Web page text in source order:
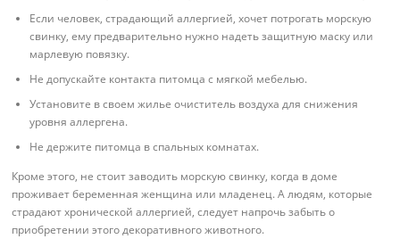
Если человек, страдающий аллергией, хочет потрогать морскую
свинку, ему предварительно нужно надеть защитную маску или
марлевую повязку.
Не допускайте контакта питомца с мягкой мебелью.
Установите в своем жилье очиститель воздуха для снижения
уровня аллергена.
Не держите питомца в спальных комнатах.
Кроме этого, не стоит заводить морскую свинку, когда в доме
проживает беременная женщина или младенец. А людям, которые
страдают хронической аллергией, следует напрочь забыть о
приобретении этого декоративного животного.